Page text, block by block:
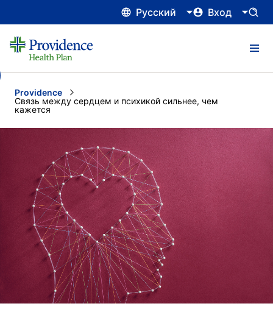
Русский Вход
Providence
Current:
Связь между сердцем и психикой сильнее, чем
кажется